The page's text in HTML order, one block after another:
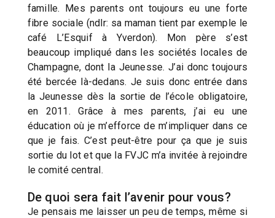
famille. Mes parents ont toujours eu une forte
fibre sociale (ndlr: sa maman tient par exemple le
café L’Esquif à Yverdon). Mon père s’est
beaucoup impliqué dans les sociétés locales de
Champagne, dont la Jeunesse. J’ai donc toujours
été bercée là-dedans. Je suis donc entrée dans
la Jeunesse dès la sortie de l’école obligatoire,
en 2011. Grâce à mes parents, j’ai eu une
éducation où je m’efforce de m’impliquer dans ce
que je fais. C’est peut-être pour ça que je suis
sortie du lot et que la FVJC m’a invitée à rejoindre
le comité central.
De quoi sera fait l’avenir pour vous?
Je pensais me laisser un peu de temps, même si